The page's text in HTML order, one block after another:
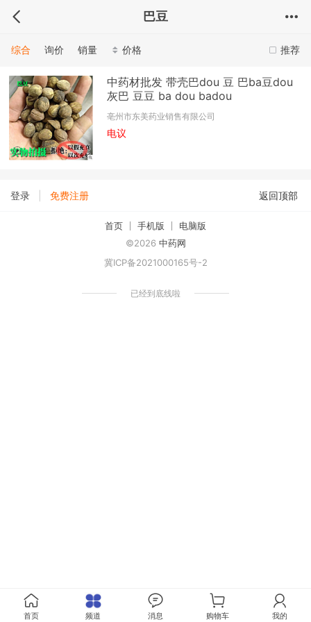
巴豆
推荐
综合 询价 销量 价格
中药材批发 带壳巴dou 豆 巴ba豆dou
灰巴 豆豆 ba dou badou
亳州市东美药业销售有限公司
电议
登录 免费注册 返回顶部
首页 手机版
电脑版
©2026 中药网
冀ICP备2021000165号-2
已经到底线啦
首页 频道 消息 购物车 我的